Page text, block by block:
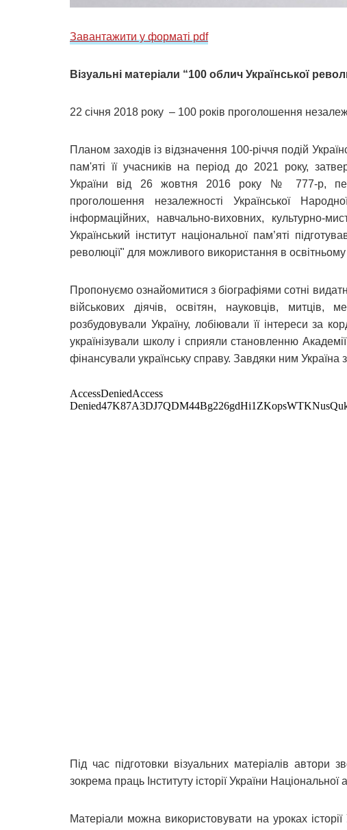
Завантажити у форматі pdf
Візуальні матеріали “100 облич Української
22 січня 2018 року – 100 років проголошення
Планом заходів із відзначення 100-річчя подій
пам'яті її учасників на період до 2021 року,
України від 26 жовтня 2016 року № 777-р,
проголошення незалежності Української
інформаційних, навчально-виховних, культурно-
Український інститут національної пам’яті
революції" для можливого використання в освітньому
Пропонуємо ознайомитися з біографіями сотні
військових діячів, освітян, науковців,
розбудовували Україну, лобіювали її інтереси за
українізували школу і сприяли становленню
фінансували українську справу. Завдяки ним Україна
Під час підготовки візуальних матеріалів автори
зокрема праць Інституту історії України Національної
Матеріали можна використовувати на уроках